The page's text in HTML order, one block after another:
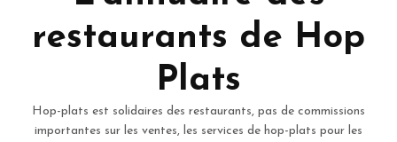
restaurants de Hop
Plats
Hop-plats est solidaires des restaurants, pas de commissions
importantes sur les ventes, les services de hop-plats pour les